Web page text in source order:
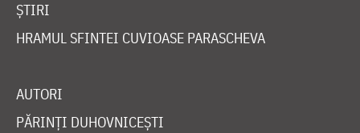
ȘTIRI
HRAMUL SFINTEI CUVIOASE PARASCHEVA
AUTORI
PĂRINȚI DUHOVNICEȘTI